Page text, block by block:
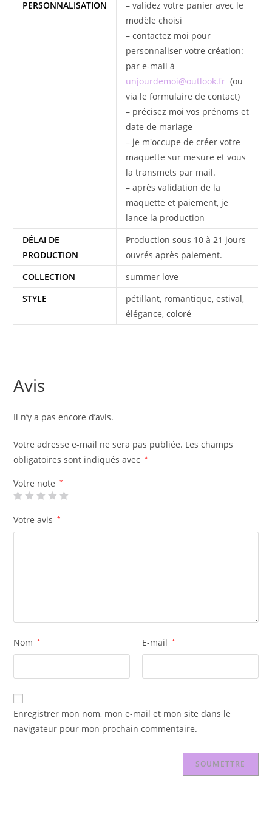
PERSONNALISATION
– validez votre panier avec le
modèle choisi
– contactez moi pour
personnaliser votre création:
par e-mail à
unjourdemoi@outlook.fr (ou
via le formulaire de contact)
– précisez moi vos prénoms et
date de mariage
– je m'occupe de créer votre
maquette sur mesure et vous
la transmets par mail.
– après validation de la
maquette et paiement, je
lance la production
DÉLAI DE
PRODUCTION
Production sous 10 à 21 jours
ouvrés après paiement.
COLLECTION
summer love
STYLE
pétillant, romantique, estival,
élégance, coloré
Avis
Il n’y a pas encore d’avis.
Votre adresse e-mail ne sera pas publiée. Les champs
obligatoires sont indiqués avec
*
Votre note *
Votre avis *
Nom * E-mail *
Enregistrer mon nom, mon e-mail et mon site dans le
navigateur pour mon prochain commentaire.